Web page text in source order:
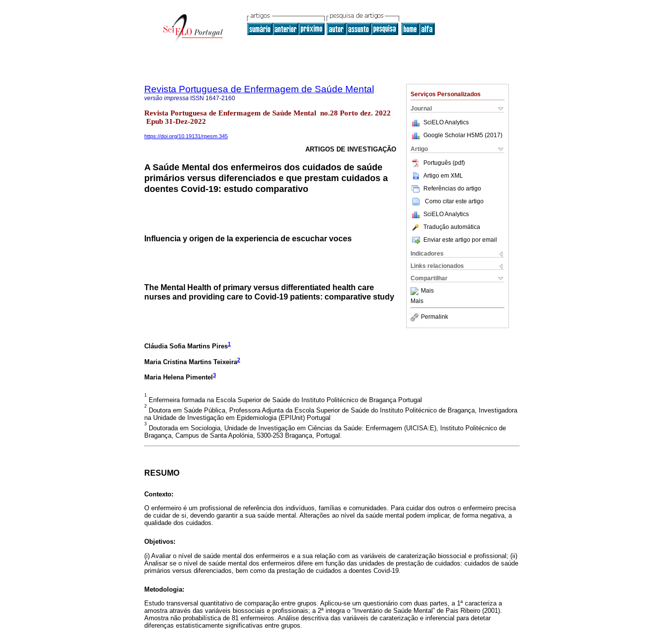
Serviços Personalizados
Journal
SciELO Analytics
Google Scholar H5M5 (2017)
Artigo
Português (pdf)
Artigo em XML
Referências do artigo
Como citar este artigo
SciELO Analytics
Tradução automática
Enviar este artigo por email
Indicadores
Links relacionados
Compartilhar
Mais
Mais
Permalink
Revista Portuguesa de Enfermagem de Saúde Mental
versão impressa ISSN 1647-2160
Revista Portuguesa de Enfermagem de Saúde Mental no.28 Porto dez. 2022
Epub 31-Dez-2022
https://doi.org/10.19131/rpesm.345
ARTIGOS DE INVESTIGAÇÃO
A Saúde Mental dos enfermeiros dos cuidados de saúde
primários versus diferenciados e que prestam cuidados a
doentes Covid-19: estudo comparativo
Influencia y origen de la experiencia de escuchar voces
The Mental Health of primary versus differentiated health care
nurses and providing care to Covid-19 patients: comparative study
Cláudia Sofia Martins Pires1
Maria Cristina Martins Teixeira2
Maria Helena Pimentel 3
1
Enfermeira formada na Escola Superior de Saúde do Instituto Politécnico de Bragança Portugal
2
Doutora em Saúde Pública, Professora Adjunta da Escola Superior de Saúde do Instituto Politécnico de Bragança, Investigadora
na Unidade de Investigação em Epidemiologia (EPIUnit) Portugal
3
Doutorada em Sociologia, Unidade de Investigação em Ciências da Saúde: Enfermagem (UICISA:E), Instituto Politécnico de
Bragança, Campus de Santa Apolónia, 5300-253 Bragança, Portugal.
RESUMO
Contexto:
O enfermeiro é um profissional de referência dos indivíduos, famílias e comunidades. Para cuidar dos outros o enfermeiro precisa
de cuidar de si, devendo garantir a sua saúde mental. Alterações ao nível da saúde mental podem implicar, de forma negativa, a
qualidade dos cuidados.
Objetivos:
(i) Avaliar o nível de saúde mental dos enfermeiros e a sua relação com as variáveis de caraterização biossocial e profissional; (ii)
Analisar se o nível de saúde mental dos enfermeiros difere em função das unidades de prestação de cuidados: cuidados de saúde
primários versus diferenciados, bem como da prestação de cuidados a doentes Covid-19.
Metodologia:
Estudo transversal quantitativo de comparação entre grupos. Aplicou-se um questionário com duas partes, a 1ª caracteriza a
amostra através das variáveis biossociais e profissionais; a 2ª integra o “Inventário de Saúde Mental” de Pais Ribeiro (2001).
Amostra não probabilística de 81 enfermeiros. Análise descritiva das variáveis de caraterização e inferencial para detetar
diferenças estatisticamente significativas entre grupos.